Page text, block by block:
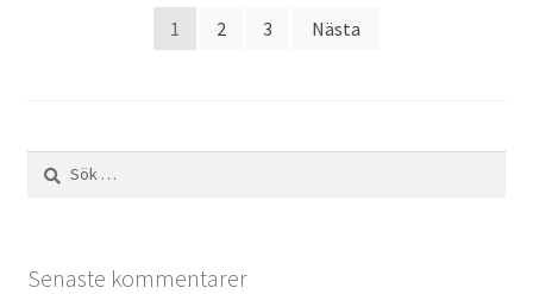
Sidnumrering
1 2 3 Nästa
Sök
efter:
Senaste kommentarer